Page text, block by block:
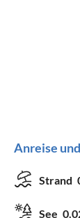
Anreise
Strand
See